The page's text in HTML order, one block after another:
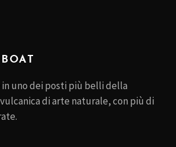
in uno dei posti più belli della
di arte naturale, con più di